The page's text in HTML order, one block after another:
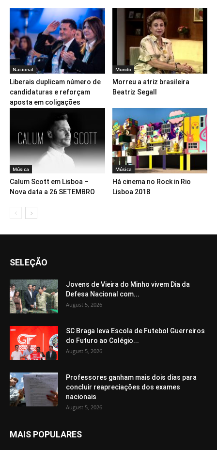
Nacional
Liberais duplicam número de
candidaturas e reforçam
aposta em coligações
Mundo
Morreu a atriz brasileira
Beatriz Segall
Música
Calum Scott em Lisboa –
Nova data a 26 SETEMBRO
Música
Há cinema no Rock in Rio
Lisboa 2018
SELEÇÃO
Jovens de Vieira do Minho vivem Dia da
Defesa Nacional com...
August 5, 2026
SC Braga leva Escola de Futebol Guerreiros
do Futuro ao Colégio...
August 5, 2026
Professores ganham mais dois dias para
concluir reapreciações dos exames
nacionais
August 5, 2026
MAIS POPULARES